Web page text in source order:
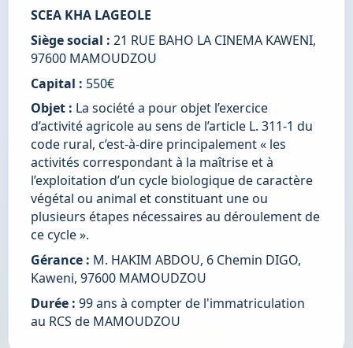
SCEA KHA LAGEOLE
Siège social : 21 RUE BAHO LA CINEMA KAWENI,
97600 MAMOUDZOU
Capital : 550€
Objet : La société a pour objet l’exercice
d’activité agricole au sens de l’article L. 311-1 du
code rural, c’est-à-dire principalement « les
activités correspondant à la maîtrise et à
l’exploitation d’un cycle biologique de caractère
végétal ou animal et constituant une ou
plusieurs étapes nécessaires au déroulement de
ce cycle ».
Gérance : M. HAKIM ABDOU, 6 Chemin DIGO,
Kaweni, 97600 MAMOUDZOU
Durée : 99 ans à compter de l'immatriculation
au RCS de MAMOUDZOU